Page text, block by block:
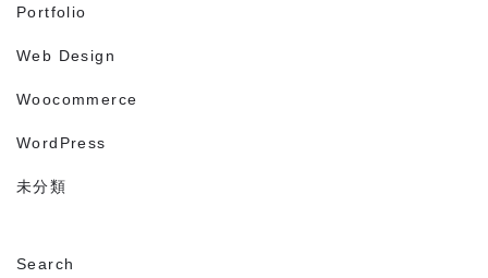
Portfolio
Web Design
Woocommerce
WordPress
未分類
Search